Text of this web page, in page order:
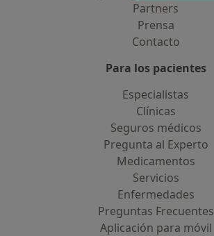
Partners
Prensa
Contacto
Para los pacientes
Especialistas
Clínicas
Seguros médicos
Pregunta al Experto
Medicamentos
Servicios
Enfermedades
Preguntas Frecuentes
Aplicación para móvil